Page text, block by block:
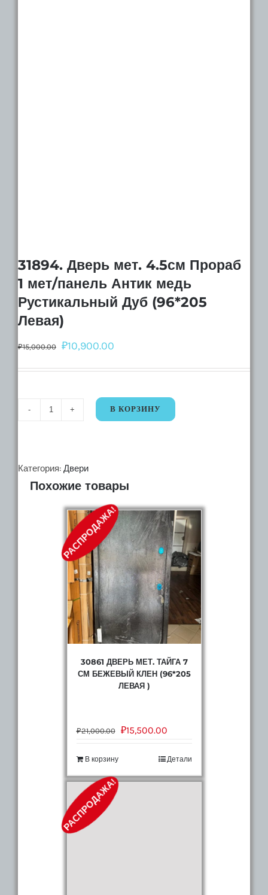
31894. Дверь мет. 4.5см Прораб
1 мет/панель Антик медь
Рустикальный Дуб (96*205
Левая)
₽15,000.00 ₽10,900.00
Количество
мет.
4.5см
мет/
панель
Антик
медь
Рустикальный
(96*205
В КОРЗИНУ
Категория: Двери
Похожие товары
РАСПРОДАЖА!
30861 ДВЕРЬ МЕТ. ТАЙГА 7
СМ БЕЖЕВЫЙ КЛЕН (96*205
ЛЕВАЯ )
₽21,000.00 ₽15,500.00
В корзину Детали
РАСПРОДАЖА!